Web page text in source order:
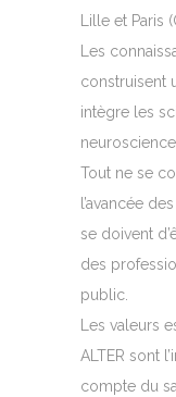
Lille et Paris
Les
construisent
intègre les
Tout ne se
l’avancée
se doivent
des
public.
Les valeurs
ALTER sont
compte du